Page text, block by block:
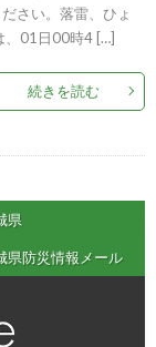
さい。落雷、ひょ
、01日00時4 […]
続きを読む
県
県防災情報メール